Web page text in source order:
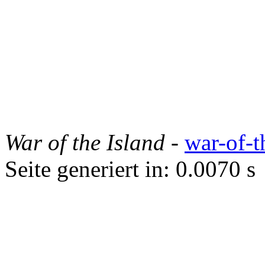
War of the Island - war-of-
Seite generiert in: 0.0070 s